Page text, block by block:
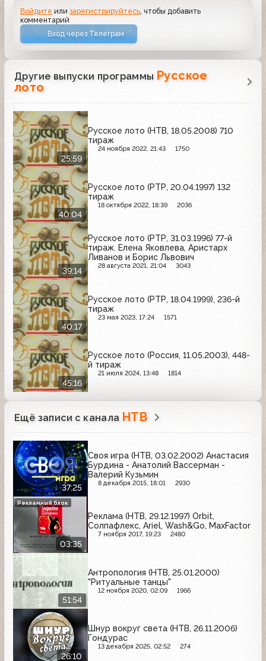
Войдите илизарегистрируйтесь , чтобы добавить
комментарий
Вход через Телеграм
Другие выпуски программы Русское
лото
25:59
Русское лото (НТВ, 18.05.2008) 710
тираж
24 ноября 2022, 21:43 1750
40:04
Русское лото (РТР, 20.04.1997) 132
тираж
18 октября 2022, 18:39 2036
39:14
Русское лото (РТР, 31.03.1996) 77-й
тираж. Елена Яковлева, Аристарх
Ливанов и Борис Львович
28 августа 2021, 21:04 3043
40:17
Русское лото (РТР, 18.04.1999), 236-й
тираж
23 мая 2023, 17:24 1571
45:16
Русское лото (Россия, 11.05.2003), 448-
й тираж
21 июля 2024, 13:48 1814
Ещё записи с канала НТВ
37:25
Своя игра (НТВ, 03.02.2002) Анастасия
Бурдина - Анатолий Вассерман -
Валерий Кузьмин
8 декабря 2015, 18:01 2930
03:35
Реклама (НТВ, 29.12.1997) Orbit,
Солпафлекс, Ariel, Wash&Go, MaxFactor
7 ноября 2017, 19:23 2480
Рекламный блок
51:54
Антропология (НТВ, 25.01.2000)
"Ритуальные танцы"
12 ноября 2020, 02:09 1966
26:10
Шнур вокруг света (НТВ, 26.11.2006)
Гондурас
13 декабря 2025, 02:52 274